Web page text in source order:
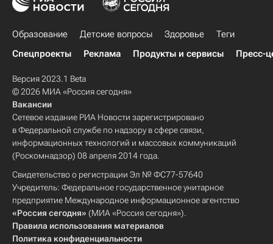
Образование Детские вопросы Здоровье
Теги
Спецпроекты
Реклама Продукты и сервисы Пресс-
Версия 2023.1 Beta
© 2026 МИА «Россия сегодня»
Вакансии
Сетевое издание РИА Новости зарегистрировано
в Федеральной службе по надзору в сфере связи,
информационных технологий и массовых коммуникаций
(Роскомнадзор) 08 апреля 2014 года.
Свидетельство о регистрации Эл № ФС77-57640
Учредитель: Федеральное государственное унитарное
предприятие Международное информационное агентство
«Россия сегодня» (МИА «Россия сегодня»).
Правила использования материалов
Политика конфиденциальности